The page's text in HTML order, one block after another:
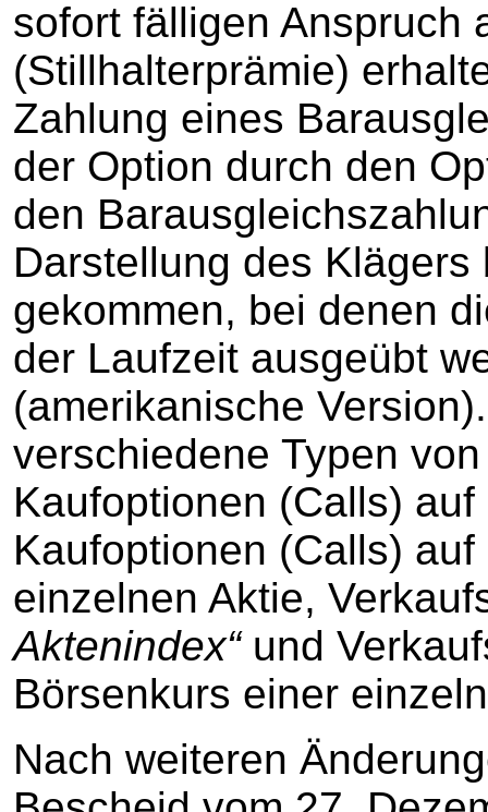
sofort fälligen Anspruch
(Stillhalterprämie)
Zahlung eines
der Option durch den
den
Darstellung des
gekommen, bei denen
der Laufzeit ausgeübt
(amerikanische
verschiedene Typen
Kaufoptionen (Calls) auf
Kaufoptionen (Calls)
einzelnen Aktie,
Aktenindex“und
Börsenkurs einer
Nach weiteren